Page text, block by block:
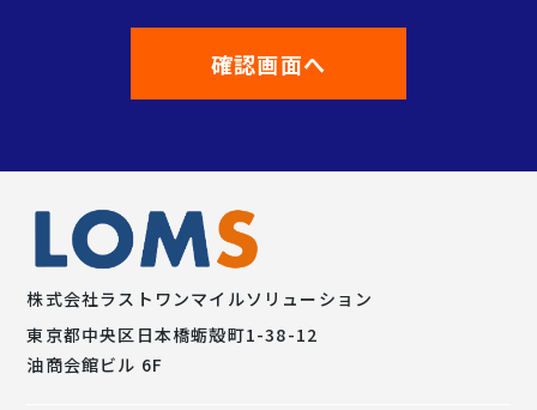
株式会社ラストワンマイルソリューション
東京都中央区日本橋蛎殻町1-38-12
油商会館ビル 6F